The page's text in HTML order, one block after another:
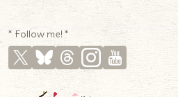
* Follow me! *